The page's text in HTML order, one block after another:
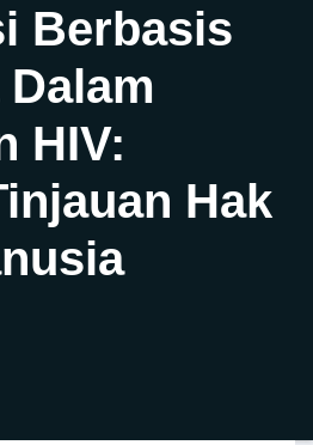
Berbasis
HIV:
Hak